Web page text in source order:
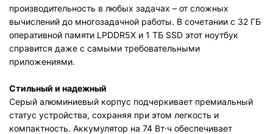
производительность в любых задачах – от сложных
вычислений до многозадачной работы. В сочетании с 32 ГБ
оперативной памяти LPDDR5X и 1 ТБ SSD этот ноутбук
справится даже с самыми требовательными
приложениями.
Стильный и надежный
Серый алюминиевый корпус подчеркивает премиальный
статус устройства, сохраняя при этом легкость и
компактность. Аккумулятор на 74 Вт·ч обеспечивает